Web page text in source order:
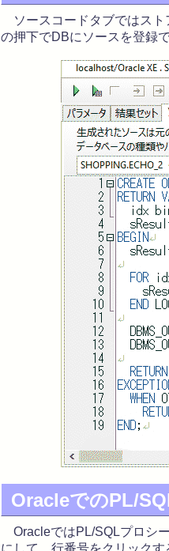
ソースコードタブではスト
の押下でDBにソースを登録で
OracleでのPL/
OracleではPL/SQLプロシ
にして、行番号をクリックす